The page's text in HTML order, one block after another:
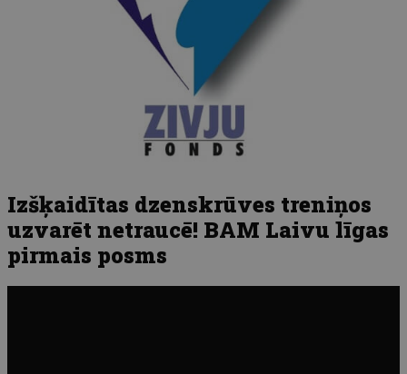
Izšķaidītas dzenskrūves treniņos
uzvarēt netraucē! BAM Laivu līgas
pirmais posms